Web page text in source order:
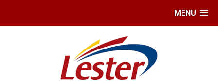
MENU